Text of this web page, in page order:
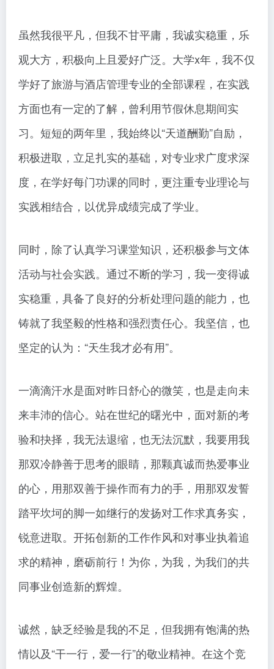
虽然我很平凡，但我不甘平庸，我诚实稳重，乐
观大方，积极向上且爱好广泛。大学x年，我不仅
学好了旅游与酒店管理专业的全部课程，在实践
方面也有一定的了解，曾利用节假休息期间实
习。短短的两年里，我始终以“天道酬勤”自励，
积极进取，立足扎实的基础，对专业求广度求深
度，在学好每门功课的同时，更注重专业理论与
实践相结合，以优异成绩完成了学业。
同时，除了认真学习课堂知识，还积极参与文体
活动与社会实践。通过不断的学习，我一变得诚
实稳重，具备了良好的分析处理问题的能力，也
铸就了我坚毅的性格和强烈责任心。我坚信，也
坚定的认为：“天生我才必有用”。
一滴滴汗水是面对昨日舒心的微笑，也是走向未
来丰沛的信心。站在世纪的曙光中，面对新的考
验和抉择，我无法退缩，也无法沉默，我要用我
那双冷静善于思考的眼睛，那颗真诚而热爱事业
的心，用那双善于操作而有力的手，用那双发誓
踏平坎坷的脚一如继行的发扬对工作求真务实，
锐意进取。开拓创新的工作作风和对事业执着追
求的精神，磨砺前行！为你，为我，为我们的共
同事业创造新的辉煌。
诚然，缺乏经验是我的不足，但我拥有饱满的热
情以及“干一行，爱一行”的敬业精神。在这个竞